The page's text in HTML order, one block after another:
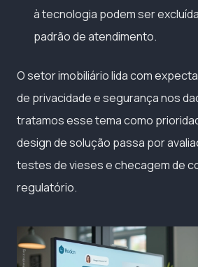
à tecnologia podem ser
padrão de atendimento.
O setor imobiliário lida com
de privacidade e segurança nos
tratamos esse tema como
design de solução passa por
testes de vieses e checagem de
regulatório.